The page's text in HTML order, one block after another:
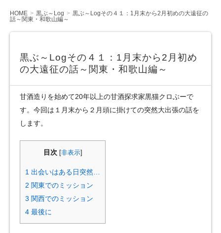
HOME 黒ぶ～Log
黒ぶ～Logその４１：1月末から2月初めの大遠征の
話～関東・和歌山編～
黒ぶ～Logその４１：1月末から2月初め
の大遠征の話～関東・和歌山編～
甘酒造りを始めて20年以上の甘酒探求家黒猫クロぶーで
す。今回は１月末から２月頭に掛けての突然大出張の話を
します。
目次 非表示]
1 出会いはある日突然…
2 関東でのミッション
3 関西でのミッション
4 最後に